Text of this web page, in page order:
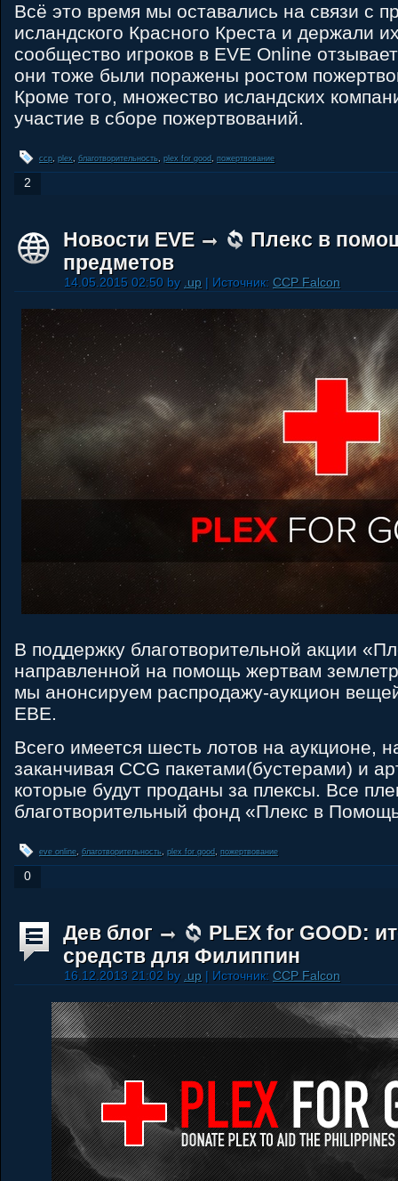
Всё это время мы оставались на связи с
исландского Красного Креста и держали
сообщество игроков в EVE Online
они тоже были поражены ростом
Кроме того, множество исландских
участие в сборе пожертвований.
ccp, plex благотворительность plex for good пожертвование
2
Новости EVE
Плекс в
предметов
14.05.2015 02:50 by .up | Источник: CCP Falcon
В поддержку благотворительной акции
направленной на помощь жертвам
мы анонсируем распродажу-аукцион
ЕВЕ.
Всего имеется шесть лотов на аукционе,
заканчивая CCG пакетами(бустерами) и
которые будут проданы за плексы. Все
благотворительный фонд «Плекс в
eve online, благотворительность plex for good пожертвование
0
Дев блог
PLEX for GOOD:
средств для Филиппин
16.12.2013 21:02 by .up | Источник: CCP Falcon